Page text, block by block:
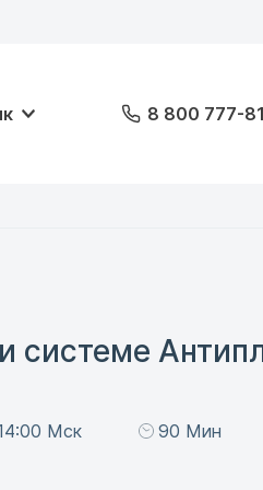
8 800 777-
системе
Мск 90 Мин